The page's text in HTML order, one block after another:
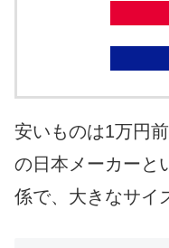
安いものは1万円
の日本メーカーと
係で、大きなサイ